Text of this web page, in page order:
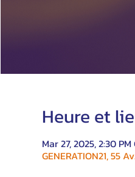
Heure et
Mar 27, 2025, 2:30 PM
GENERATION21, 55